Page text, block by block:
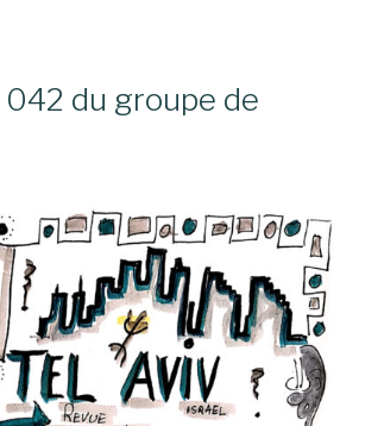
du groupe de